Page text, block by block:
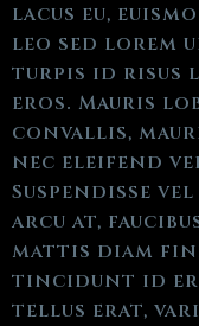
lacus eu,
leo sed lorem
turpis id risus
eros. Mauris
convallis,
nec eleifend
Suspendisse
arcu at,
mattis diam
tincidunt id
tellus erat,